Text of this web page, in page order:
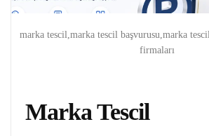
marka tescil,marka tescil başvurusu,marka
firmaları
Marka Tescil